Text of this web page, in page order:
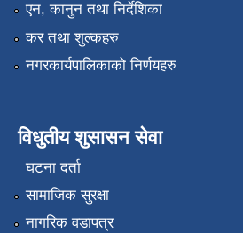
एन, कानुन तथा निर्देशिका
कर तथा शुल्कहरु
नगरकार्यपालिकाको निर्णयहरु
विधुतीय शुसासन सेवा
घटना दर्ता
सामाजिक सुरक्षा
नागरिक वडापत्र